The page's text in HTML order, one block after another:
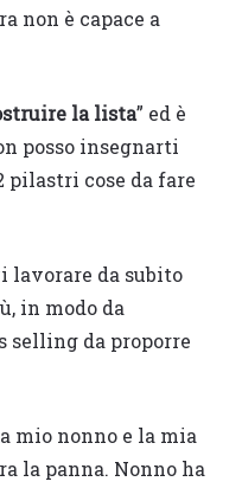
non è capace a
la lista” ed è
posso insegnarti
pilastri cose da fare
lavorare da subito
in modo da
selling da proporre
mio nonno e la mia
la panna. Nonno ha